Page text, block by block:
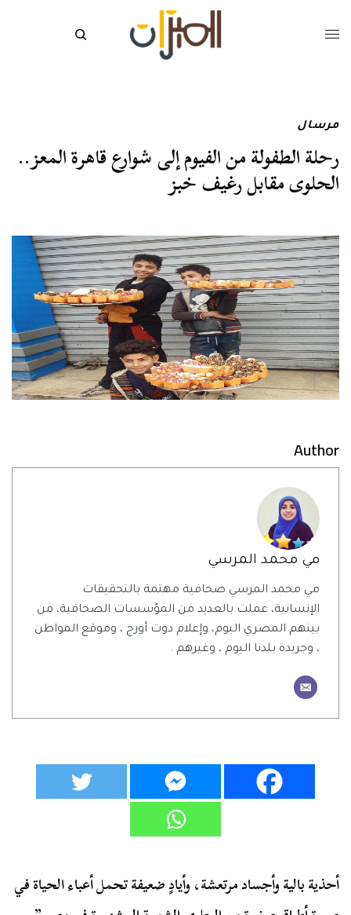
مرسال
رحلة الطفولة من الفيوم إلى شوارع قاهرة المعز..
الحلوى مقابل رغيف خبز
Author
مي محمد المرسي
مي محمد المرسي صحافية مهتمة بالتحقيقات
الإنسانية، عملت بالعديد من المؤسسات الصحافية، من
بينهم المصري اليوم، وإعلام دوت أورج ، وموقع المواطن
، وجريدة بلدنا اليوم ، وغيرهم .
أحذية بالية وأجساد مرتعشة، وأيادٍ ضعيفة تحمل أعباء الحياة في